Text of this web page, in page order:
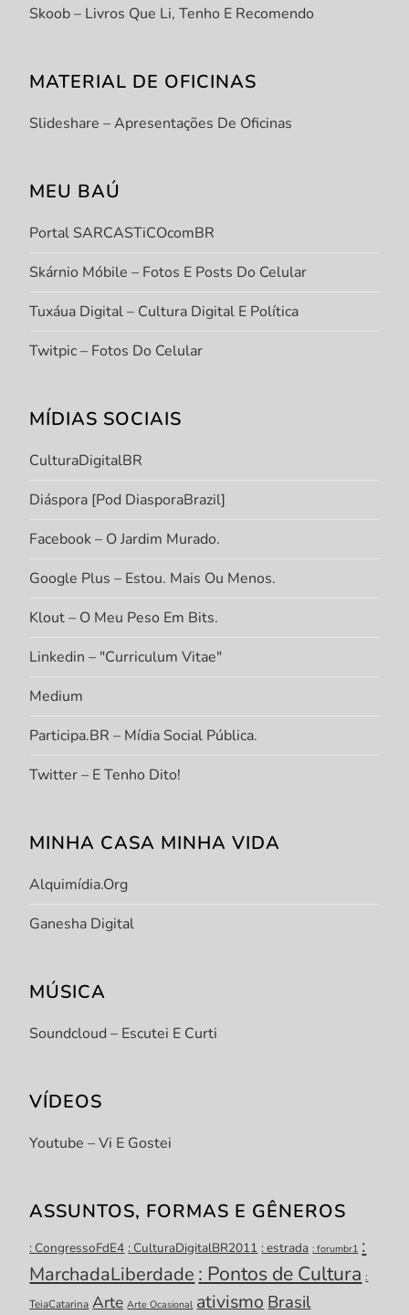
Skoob – Livros Que Li, Tenho E Recomendo
MATERIAL DE OFICINAS
Slideshare – Apresentações De Oficinas
MEU BAÚ
Portal SARCASTiCOcomBR
Skárnio Móbile – Fotos E Posts Do Celular
Tuxáua Digital – Cultura Digital E Política
Twitpic – Fotos Do Celular
MÍDIAS SOCIAIS
CulturaDigitalBR
Diáspora [Pod DiasporaBrazil]
Facebook – O Jardim Murado.
Google Plus – Estou. Mais Ou Menos.
Klout – O Meu Peso Em Bits.
Linkedin – "Curriculum Vitae"
Medium
Participa.BR – Mídia Social Pública.
Twitter – E Tenho Dito!
MINHA CASA MINHA VIDA
Alquimídia.org
Ganesha Digital
MÚSICA
Soundcloud – Escutei E Curti
VÍDEOS
Youtube – Vi E Gostei
ASSUNTOS, FORMAS E GÊNEROS
: CongressoFdE4 : CulturaDigitalBR2011 : estrada : forumbr1 :
MarchadaLiberdade : Pontos de Cultura :
TeiaCatarina Arte Arte Ocasional ativismo Brasil